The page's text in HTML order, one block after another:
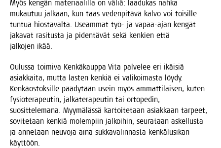
Myös ken­gän mate­ri­aa­lil­la on väliä: laa­du­kas nah­ka
mukau­tuu jal­kaan, kun taas veden­pi­tä­vä kal­vo voi toi­sil­le
tun­tua hios­ta­val­ta. Useam­mat työ- ja vapaa-ajan ken­gät
jaka­vat rasi­tus­ta ja piden­tä­vät sekä ken­kien että
jal­ko­jen ikää.
Oulus­sa toi­mi­va Ken­kä­kaup­pa Vita pal­ve­lee eri ikäi­siä
asiak­kai­ta, mut­ta las­ten ken­kiä ei vali­koi­mas­ta löy­dy.
Ken­kä­os­tok­sil­le pää­dy­tään usein myös ammat­ti­lai­sen, kuten
fysio­te­ra­peu­tin, jal­ka­te­ra­peu­tin tai orto­pe­din,
suo­sit­te­le­ma­na. Myy­mä­läs­sä kar­toi­te­taan asiak­kaan tar­peet,
sovi­te­taan ken­kiä molem­piin jal­koi­hin, seu­ra­taan askel­lus­ta
ja anne­taan neu­vo­ja aina suk­ka­va­lin­nas­ta ken­kä­lusi­kan
käyttöön.